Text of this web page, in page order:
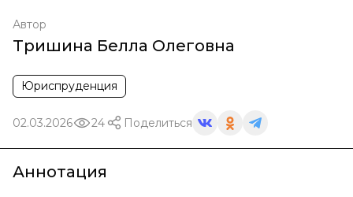
Автор
Тришина Белла Олеговна
Юриспруденция
02.03.2026 24 Поделиться
Аннотация